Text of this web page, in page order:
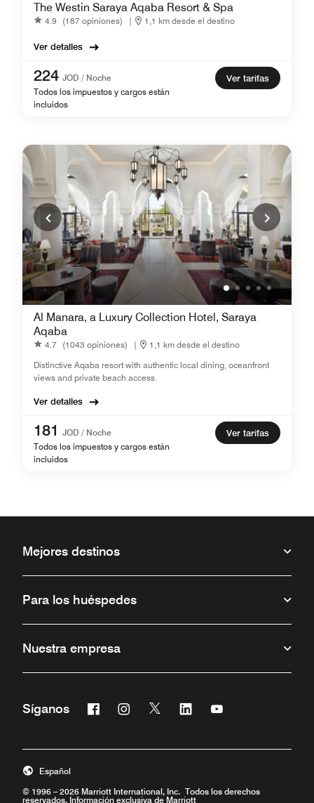
The Westin Saraya Aqaba Resort & Spa
4.9 (187 opiniones) | 1,1 km desde el destino
Ver detalles
224 JOD / Noche
Todos los impuestos y cargos están
incluidos
Ver tarifas
Al Manara, a Luxury Collection Hotel, Saraya
Aqaba
4.7 (1043 opiniones) |
1,1 km desde el destino
Distinctive Aqaba resort with authentic local dining, oceanfront
views and private beach access.
Ver detalles
181 JOD / Noche
Todos los impuestos y cargos están
incluidos
Ver tarifas
Mejores destinos
Para los huéspedes
Nuestra empresa
Síganos Facebook
Abre una ventana nueva
Instagram
Abre una ventana nueva
Twitter
Abre una ventana nueva
Linkedin
Abre una ventana nueva
Abre una ventana
© 1996 – 2026 Marriott International, Inc. Todos los derechos
reservados. Información exclusiva de Marriott
Español